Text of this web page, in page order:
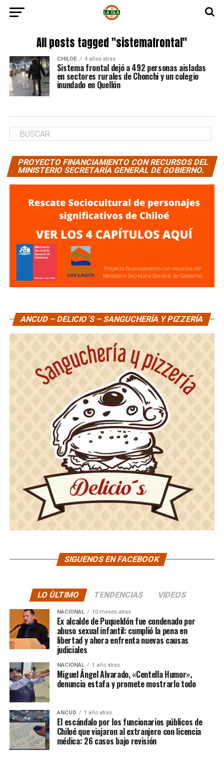
All posts tagged "sistemafrontal"
CHILOE 4 años atras
Sistema frontal dejó a 492 personas aisladas
en sectores rurales de Chonchi y un colegio
inundado en Quellón
PROYECTO FINANCIAMIENTO CON RECURSOS DEL
MINISTERIO SECRETARÍA GENERAL DE GOBIERNO.
ANCUD – DELICIO´S – SANGUCHERÍA Y PIZZERÍA
SIGUENOS EN FACEBOOK
LO ÙLTIMO TENDENCIAS VIDEOS
NACIONAL 10 meses atras
Ex alcalde de Puqueldón fue condenado por
abuso sexual infantil: cumplió la pena en
libertad y ahora enfrenta nuevas causas
judiciales
NACIONAL 1 año atras
Miguel Ángel Alvarado, «Centella Humor»,
denuncia estafa y promete mostrarlo todo
ANCUD 1 año atras
El escándalo por los funcionarios públicos de
Chiloé que viajaron al extranjero con licencia
médica: 26 casos bajo revisión